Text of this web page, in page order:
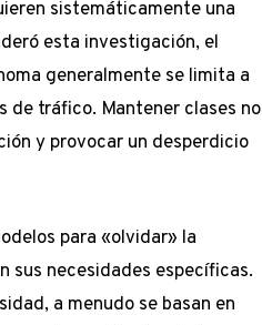
sistemáticamente una
esta investigación, el
generalmente se limita a
de tráfico. Mantener clases no
y provocar un desperdicio
para «olvidar» la
sus necesidades específicas.
a menudo se basan en